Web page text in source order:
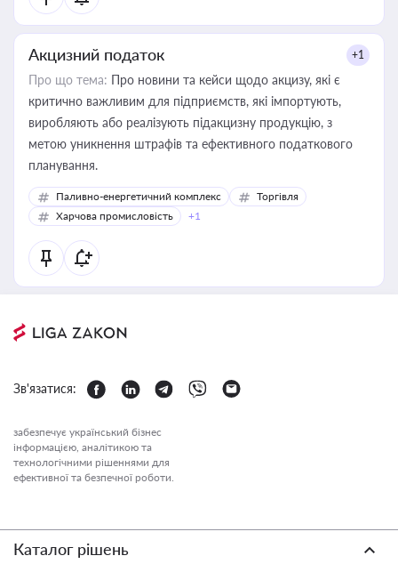
Акцизний податок +1
Про що тема: Про новини та кейси щодо акцизу, які є
критично важливим для підприємств, які імпортують,
виробляють або реалізують підакцизну продукцію, з
метою уникнення штрафів та ефективного податкового
планування.
Паливно-енергетичний комплекс
Торгівля
Харчова промисловість
+1
Зв'язатися:
забезпечує український бізнес
інформацією, аналітикою та
технологічними рішеннями для
ефективної та безпечної роботи.
Каталог рішень